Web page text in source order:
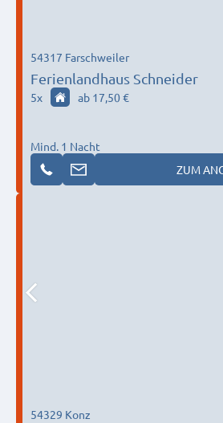
Ferienlandhaus Schneider
54317 Farschweiler
5x ab 17,50 €
Mind. 1 Nacht
ZUM
54329 Konz